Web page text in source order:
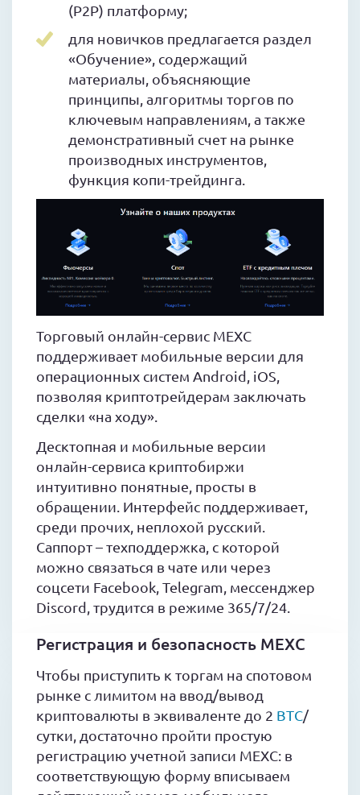
(P2P) платформу;
для новичков предлагается раздел
«Обучение», содержащий
материалы, объясняющие
принципы, алгоритмы торгов по
ключевым направлениям, а также
демонстративный счет на рынке
производных инструментов,
функция копи-трейдинга.
Торговый онлайн-сервис MEXC
поддерживает мобильные версии для
операционных систем Android, iOS,
позволяя криптотрейдерам заключать
сделки «на ходу».
Десктопная и мобильные версии
онлайн-сервиса криптобиржи
интуитивно понятные, просты в
обращении. Интерфейс поддерживает,
среди прочих, неплохой русский.
Саппорт – техподдержка, с которой
можно связаться в чате или через
соцсети Facebook, Telegram, мессенджер
Discord, трудится в режиме 365/7/24.
Регистрация и безопасность MEXC
Чтобы приступить к торгам на спотовом
рынке с лимитом на ввод/вывод
криптовалюты в эквиваленте до 2 BTC/
сутки, достаточно пройти простую
регистрацию учетной записи MEXC: в
соответствующую форму вписываем